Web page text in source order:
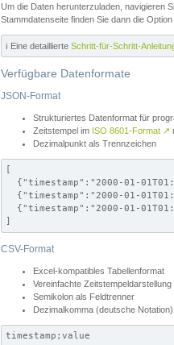
Um die Daten herunterzuladen, navigieren
Stammdatenseite finden Sie dann die
ℹ️ Eine detaillierte Schritt-für-Schritt-
Verfügbare Datenformate
JSON-Format
Strukturiertes Datenformat für
Zeitstempel im ISO 8601-Format ↗
Dezimalpunkt als Trennzeichen
[
{"timestamp":"2000-01-
{"timestamp":"2000-01-
{"timestamp":"2000-01-
]
CSV-Format
Excel-kompatibles Tabellenformat
Vereinfachte
Semikolon als Feldtrenner
Dezimalkomma (deutsche Notation)
timestamp;value